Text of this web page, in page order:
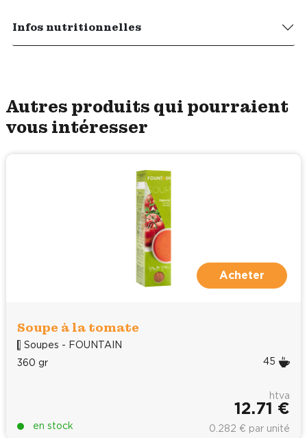
Infos nutritionnelles
Autres produits qui pourraient
vous intéresser
Acheter
Soupe à la tomate
Soupes - FOUNTAIN
360 gr
45
en stock
htva
12.71 €
0.282 € par unité